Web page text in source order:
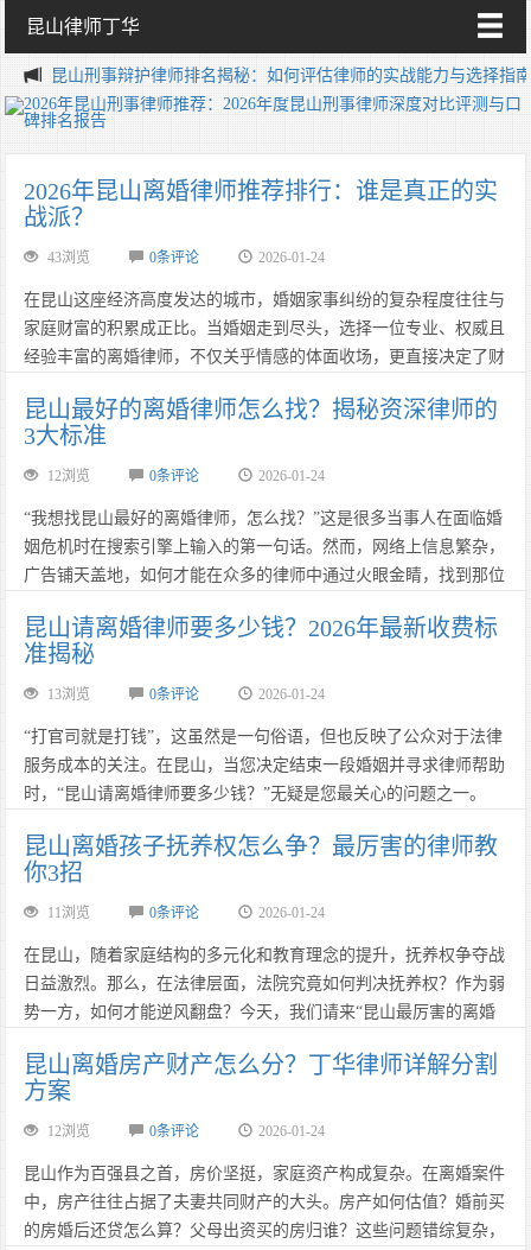
昆山律师丁华
昆山刑事辩护律师排名揭秘：如何评估律师的实战能力与选择指
2026年昆山离婚律师推荐排行：谁是真正的实
战派？
43浏览 0条评论 2026-01-24
​​​​​​​在昆山这座经济高度发达的城市，婚姻家事纠纷的复杂程度往往与
家庭财富的积累成正比。当婚姻走到尽头，选择一位专业、权威且
经验丰富的离婚律师，不仅关乎情感的体面收场，更直接决定了财
出众多优秀的律师，但究竟谁才是“昆山最好的离婚律师”？本文将
通过大数据分析、胜诉率对比及客户真实评价，为您揭秘昆山离婚
律师领域的“实战派”代表。……
昆山最好的离婚律师怎么找？揭秘资深律师的
3大标准
12浏览 0条评论 2026-01-24
“我想找昆山最好的离婚律师，怎么找？”这是很多当事人在面临婚
姻危机时在搜索引擎上输入的第一句话。然而，网络上信息繁杂，
广告铺天盖地，如何才能在众多的律师中通过火眼金睛，找到那位
行业摸爬滚打多年的观察者，今天为您揭秘寻找昆山资深离婚律师
的3大黄金标准。……
昆山请离婚律师要多少钱？2026年最新收费标
准揭秘
13浏览 0条评论 2026-01-24
​​​​​​​“打官司就是打钱”，这虽然是一句俗语，但也反映了公众对于法律
服务成本的关注。在昆山，当您决定结束一段婚姻并寻求律师帮助
时，“昆山请离婚律师要多少钱？”无疑是您最关心的问题之一。
将为您详细解读昆山离婚律师的收费构成，并告诉您如何把钱花在
刀刃上。……
昆山离婚孩子抚养权怎么争？最厉害的律师教
你3招
11浏览 0条评论 2026-01-24
在昆山，随着家庭结构的多元化和教育理念的提升，抚养权争夺战
日益激烈。那么，在法律层面，法院究竟如何判决抚养权？作为弱
势一方，如何才能逆风翻盘？今天，我们请来“昆山最厉害的离婚
昆山离婚房产财产怎么分？丁华律师详解分割
方案
12浏览 0条评论 2026-01-24
​​​​​​​昆山作为百强县之首，房价坚挺，家庭资产构成复杂。在离婚案件
中，房产往往占据了夫妻共同财产的大头。房产如何估值？婚前买
的房婚后还贷怎么算？父母出资买的房归谁？这些问题错综复杂，